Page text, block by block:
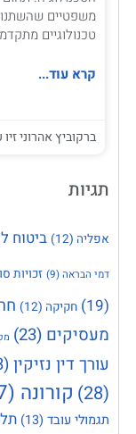
משפטיים
טכנולוגיים
קרא עוד...
ברקוביץ אהרוני זיו
תגיות
אפליה (12) ביטוח
דמי הבראה(9) זכויות
(19)
חקיקה (12)
מעסיקים (23)
עורך דין נזיקין(23)
(28)
קורונה (37)
תגמולי עובד (13)